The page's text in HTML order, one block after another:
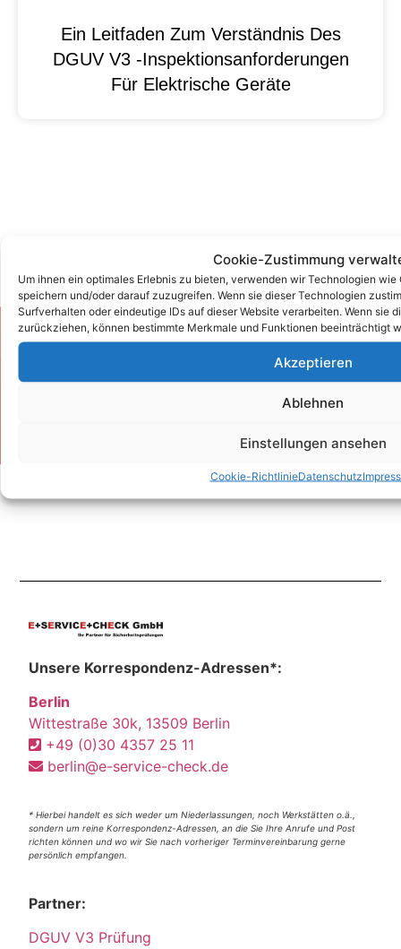
Cookie-Zustimmung
Um ihnen ein optimales Erlebnis zu bieten, verwenden wir Technologien
speichern und/oder darauf zuzugreifen. Wenn sie dieser Technologien
Surfverhalten oder eindeutige IDs auf dieser Website verarbeiten. Wenn sie
zurückziehen, können bestimmte Merkmale und Funktionen beeinträchtigt
Akzeptieren
Ablehnen
Einstellungen ansehen
Cookie-RichtlinieDatenschutz
Ein Leitfaden Zum Verständnis Des
DGUV V3 -Inspektionsanforderungen
Für Elektrische Geräte
Zum Kontaktformular
Unsere Korrespondenz-Adressen*:
Berlin
Wittestraße 30k, 13509 Berlin
+49 (0)30 4357 25 11
berlin@e-service-check.de
* Hierbei handelt es sich weder um Niederlassungen, noch Werkstätten o.ä.,
sondern um reine Korrespondenz-Adressen, an die Sie Ihre Anrufe und Post
richten können und wo wir Sie nach vorheriger Terminvereinbarung gerne
persönlich empfangen.
Partner:
DGUV V3 Prüfung